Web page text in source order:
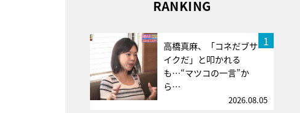
RANKING
1
高橋真麻、「コネだブサ
イクだ」と叩かれる
も…“マツコの一言”か
ら…
2026.08.05